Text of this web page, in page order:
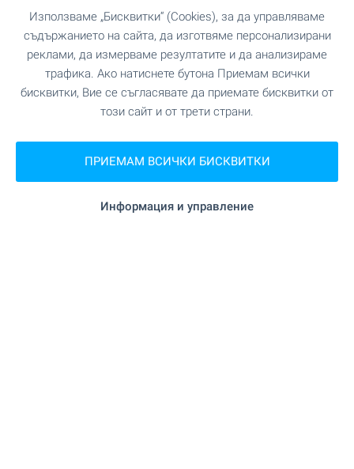
Супермаркет "72A" на 212 м. (3 мин.)
Пазар"Пазар Болница" на 266 м. (4 мин.)
Пекарна"Hand bread shop" на 318 м. (4 мин.)
Зоо магазин"Pet shop Jumbo" на 236 м. (3
Използваме „Бисквитки“ (Cookies), за да управляваме
съдържанието на сайта, да изготвяме персонализирани
реклами, да измерваме резултатите и да анализираме
трафика. Ако натиснете бутона Приемам всички
бисквитки, Вие се съгласявате да приемате бисквитки от
този сайт и от трети страни.
ПРИЕМАМ ВСИЧКИ БИСКВИТКИ
Информация и управление